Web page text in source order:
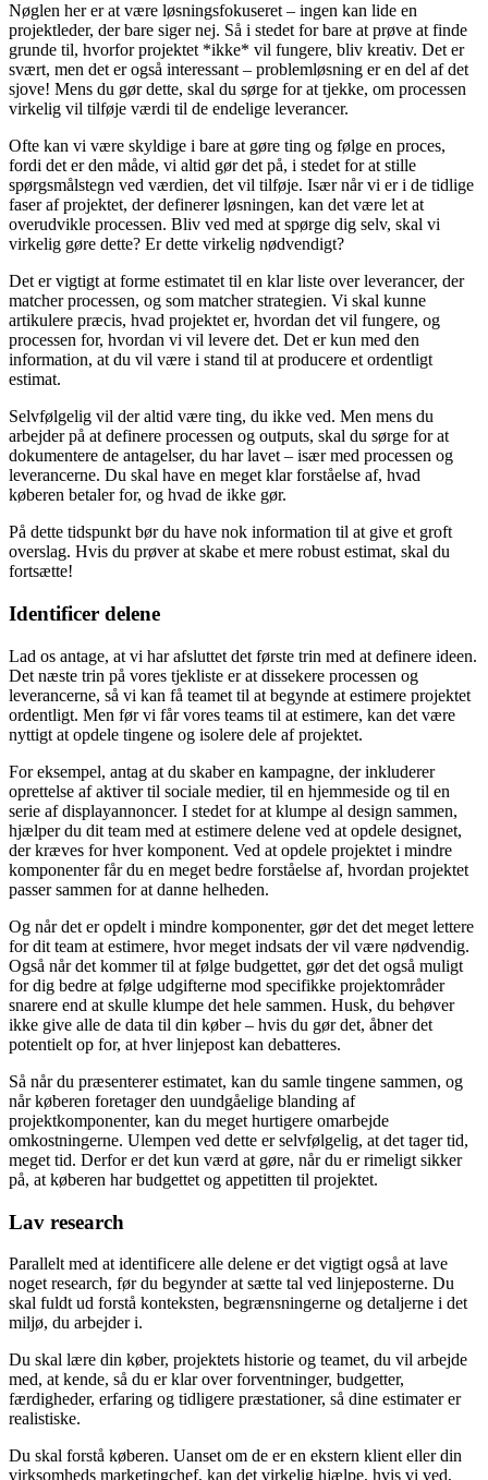
Nøglen her er at være løsningsfokuseret – ingen kan lide en
projektleder, der bare siger nej. Så i stedet for bare at prøve at finde
grunde til, hvorfor projektet *ikke* vil fungere, bliv kreativ. Det er
svært, men det er også interessant – problemløsning er en del af det
sjove! Mens du gør dette, skal du sørge for at tjekke, om processen
virkelig vil tilføje værdi til de endelige leverancer.
Ofte kan vi være skyldige i bare at gøre ting og følge en proces,
fordi det er den måde, vi altid gør det på, i stedet for at stille
spørgsmålstegn ved værdien, det vil tilføje. Især når vi er i de tidlige
faser af projektet, der definerer løsningen, kan det være let at
overudvikle processen. Bliv ved med at spørge dig selv, skal vi
virkelig gøre dette? Er dette virkelig nødvendigt?
Det er vigtigt at forme estimatet til en klar liste over leverancer, der
matcher processen, og som matcher strategien. Vi skal kunne
artikulere præcis, hvad projektet er, hvordan det vil fungere, og
processen for, hvordan vi vil levere det. Det er kun med den
information, at du vil være i stand til at producere et ordentligt
estimat.
Selvfølgelig vil der altid være ting, du ikke ved. Men mens du
arbejder på at definere processen og outputs, skal du sørge for at
dokumentere de antagelser, du har lavet – især med processen og
leverancerne. Du skal have en meget klar forståelse af, hvad
køberen betaler for, og hvad de ikke gør.
På dette tidspunkt bør du have nok information til at give et groft
overslag. Hvis du prøver at skabe et mere robust estimat, skal du
fortsætte!
Identificer delene
Lad os antage, at vi har afsluttet det første trin med at definere ideen.
Det næste trin på vores tjekliste er at dissekere processen og
leverancerne, så vi kan få teamet til at begynde at estimere projektet
ordentligt. Men før vi får vores teams til at estimere, kan det være
nyttigt at opdele tingene og isolere dele af projektet.
For eksempel, antag at du skaber en kampagne, der inkluderer
oprettelse af aktiver til sociale medier, til en hjemmeside og til en
serie af displayannoncer. I stedet for at klumpe al design sammen,
hjælper du dit team med at estimere delene ved at opdele designet,
der kræves for hver komponent. Ved at opdele projektet i mindre
komponenter får du en meget bedre forståelse af, hvordan projektet
passer sammen for at danne helheden.
Og når det er opdelt i mindre komponenter, gør det det meget lettere
for dit team at estimere, hvor meget indsats der vil være nødvendig.
Også når det kommer til at følge budgettet, gør det det også muligt
for dig bedre at følge udgifterne mod specifikke projektområder
snarere end at skulle klumpe det hele sammen. Husk, du behøver
ikke give alle de data til din køber – hvis du gør det, åbner det
potentielt op for, at hver linjepost kan debatteres.
Så når du præsenterer estimatet, kan du samle tingene sammen, og
når køberen foretager den uundgåelige blanding af
projektkomponenter, kan du meget hurtigere omarbejde
omkostningerne. Ulempen ved dette er selvfølgelig, at det tager tid,
meget tid. Derfor er det kun værd at gøre, når du er rimeligt sikker
på, at køberen har budgettet og appetitten til projektet.
Lav research
Parallelt med at identificere alle delene er det vigtigt også at lave
noget research, før du begynder at sætte tal ved linjeposterne. Du
skal fuldt ud forstå konteksten, begrænsningerne og detaljerne i det
miljø, du arbejder i.
Du skal lære din køber, projektets historie og teamet, du vil arbejde
med, at kende, så du er klar over forventninger, budgetter,
færdigheder, erfaring og tidligere præstationer, så dine estimater er
realistiske.
Du skal forstå køberen. Uanset om de er en ekstern klient eller din
virksomheds marketingchef, kan det virkelig hjælpe, hvis vi ved,